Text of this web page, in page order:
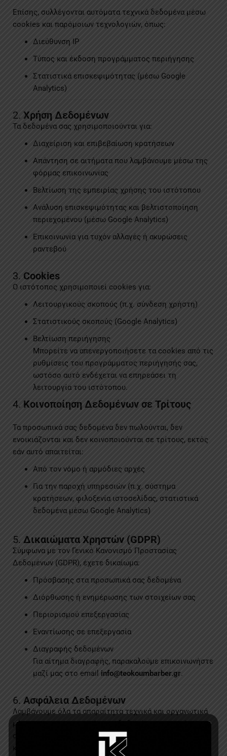
Επίσης, συλλέγονται αυτόματα τεχνικά δεδομένα μέσω
cookies και παρόμοιων τεχνολογιών, όπως:
Διεύθυνση IP
Τύπος και έκδοση προγράμματος περιήγησης
Στατιστικά επισκεψιμότητας (μέσω Google
Analytics)
2. Χρήση Δεδομένων
Τα δεδομένα σας χρησιμοποιούνται για:
Διαχείριση και επιβεβαίωση κρατήσεων
Απάντηση σε αιτήματα που λαμβάνουμε μέσω της
φόρμας επικοινωνίας
Βελτίωση της εμπειρίας χρήσης του ιστότοπου
Ανάλυση επισκεψιμότητας και βελτιστοποίηση
περιεχομένου (μέσω Google Analytics)
Επικοινωνία για τυχόν αλλαγές ή ακυρώσεις
ραντεβού
3. Cookies
Ο ιστότοπος χρησιμοποιεί cookies για:
Λειτουργικούς σκοπούς (π.χ. σύνδεση χρήστη)
Στατιστικούς σκοπούς (Google Analytics)
Βελτίωση περιήγησης
Μπορείτε να απενεργοποιήσετε τα cookies από τις
ρυθμίσεις του προγράμματος περιήγησής σας,
ωστόσο αυτό ενδέχεται να επηρεάσει τη
λειτουργία του ιστότοπου.
4. Κοινοποίηση Δεδομένων σε Τρίτους
Τα προσωπικά σας δεδομένα δεν πωλούνται, δεν
ενοικιάζονται και δεν κοινοποιούνται σε τρίτους, εκτός
εάν αυτό απαιτείται:
Από τον νόμο ή αρμόδιες αρχές
Για την παροχή υπηρεσιών (π.χ. σύστημα
κρατήσεων, φιλοξενία ιστοσελίδας, στατιστικά
δεδομένα μέσω Google Analytics)
5. Δικαιώματα Χρηστών (GDPR)
Σύμφωνα με τον Γενικό Κανονισμό Προστασίας
Δεδομένων (GDPR), έχετε δικαίωμα:
Πρόσβασης στα προσωπικά σας δεδομένα
Διόρθωσης ή ενημέρωσης των στοιχείων σας
Περιορισμού επεξεργασίας
Εναντίωσης σε επεξεργασία
Διαγραφής δεδομένων
Για αίτημα διαγραφής, παρακαλούμε επικοινωνήστε
μαζί μας στο email info@teokoumbarber.gr.
6. Ασφάλεια Δεδομένων
Λαμβάνουμε όλα τα απαραίτητα τεχνικά και οργανωτικά
μέτρα για την προστασία των δεδομένων σας από
απώλεια, μη εξουσιοδοτημένη πρόσβαση, αλλοίωση ή
καταστροφή.